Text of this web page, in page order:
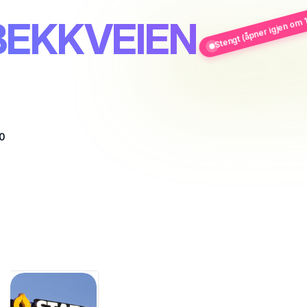
Stengt (åpner igjen